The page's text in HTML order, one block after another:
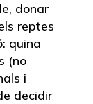
donar
reptes
quina
(no
i
decidir